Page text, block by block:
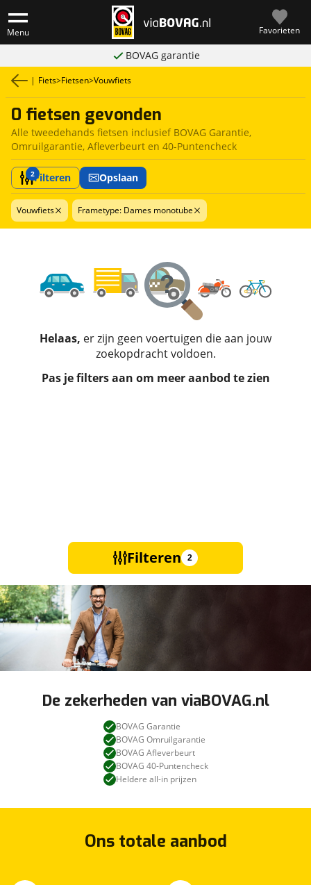
Menu Favorieten
BOVAG garantie
| Fiets>Fietsen>Vouwfiets
0 fietsen gevonden
Alle tweedehands fietsen inclusief BOVAG Garantie,
Omruilgarantie, Afleverbeurt en 40-Puntencheck
2Filteren Opslaan
Vouwfiets Frametype: Dames monotube
Helaas, er zijn geen voertuigen die aan jouw
zoekopdracht voldoen.
Pas je filters aan om meer aanbod te zien
Filteren 2
De zekerheden van viaBOVAG.nl
BOVAG Garantie
BOVAG Omruilgarantie
BOVAG Afleverbeurt
BOVAG 40-Puntencheck
Heldere all-in prijzen
Ons totale aanbod